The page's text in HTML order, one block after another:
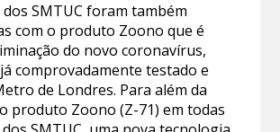
SMTUC foram também
com o produto Zoono que é
do novo coronavírus,
comprovadamente testado e
de Londres. Para além da
produto Zoono (Z-71) em todas